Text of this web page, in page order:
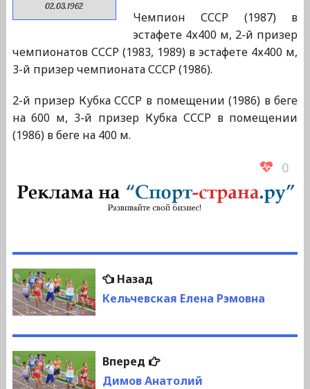
02.03.1962
Чемпион СССР (1987) в
эстафете 4х400 м, 2-й призер
чемпионатов СССР (1983, 1989) в эстафете 4х400 м,
3-й призер чемпионата СССР (1986).
2-й призер Кубка СССР в помещении (1986) в беге
на 600 м, 3-й призер Кубка СССР в помещении
(1986) в беге на 400 м.
0
Навигация
по
записям
НазадПредыдущая
запись:
Кельчевская Елена Рэмовна
Вперед
Следующая
запись:
Димов Анатолий